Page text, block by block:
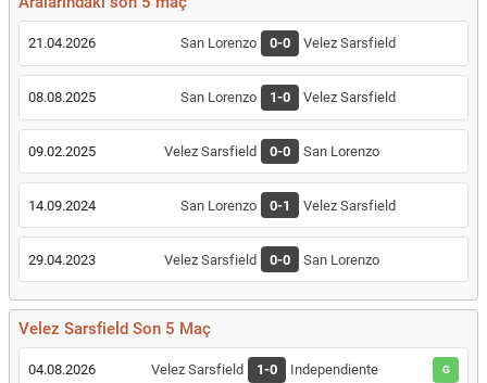
21.04.2026 San Lorenzo 0-0 Velez Sarsfield
08.08.2025 San Lorenzo 1-0 Velez Sarsfield
09.02.2025 Velez Sarsfield 0-0 San Lorenzo
14.09.2024 San Lorenzo 0-1 Velez Sarsfield
29.04.2023 Velez Sarsfield 0-0 San Lorenzo
Velez Sarsfield Son 5 Maç
04.08.2026 Velez Sarsfield 1-0 Independiente G